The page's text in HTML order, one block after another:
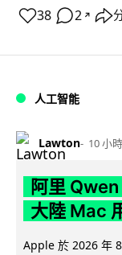
38 2 ↗
人工智能
Lawton 10 小時
阿里
大陸 Mac
Apple 於 2026 年